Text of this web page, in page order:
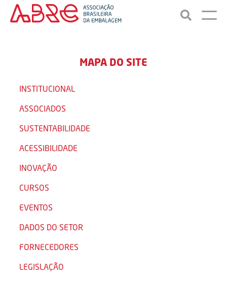
MAPA DO SITE
INSTITUCIONAL
ASSOCIADOS
SUSTENTABILIDADE
ACESSIBILIDADE
INOVAÇÃO
CURSOS
EVENTOS
DADOS DO SETOR
FORNECEDORES
LEGISLAÇÃO